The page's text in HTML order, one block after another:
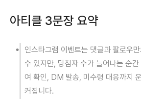
아티클 3문장 요약
인스타그램 이벤트는 댓글과 팔로우
수 있지만, 당첨자 수가 늘어나는 순
여 확인, DM 발송, 미수령 대응까지
커집니다.